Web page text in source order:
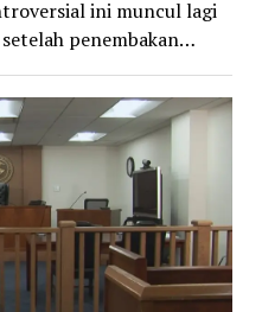
ini muncul lagi
penembakan…